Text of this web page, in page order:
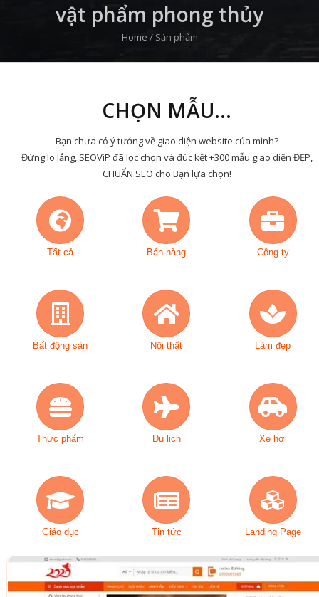
vật phẩm phong thủy
Home / Sản phẩm
CHỌN MẪU...
Bạn chưa có ý tưởng về giao diện website của mình?
Đừng lo lắng, SEOViP đã lọc chọn và đúc kết +300 mẫu giao diện ĐẸP,
CHUẨN SEO cho Bạn lựa chọn!
Tất cả Bán hàng Công ty
Bất động sản Nội thất Làm đẹp
Thực phẩm Du lịch Xe hơi
Giáo dục Tin tức Landing Page